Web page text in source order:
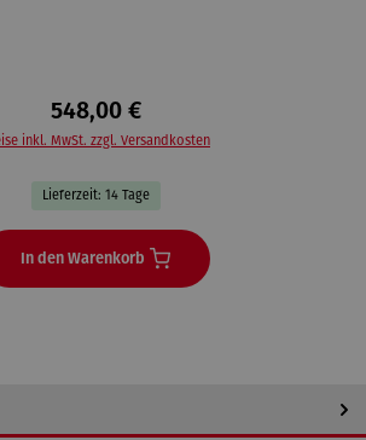
548,00 €
inkl. MwSt. zzgl. Versandkosten
Lieferzeit: 14 Tage
In den Warenkorb